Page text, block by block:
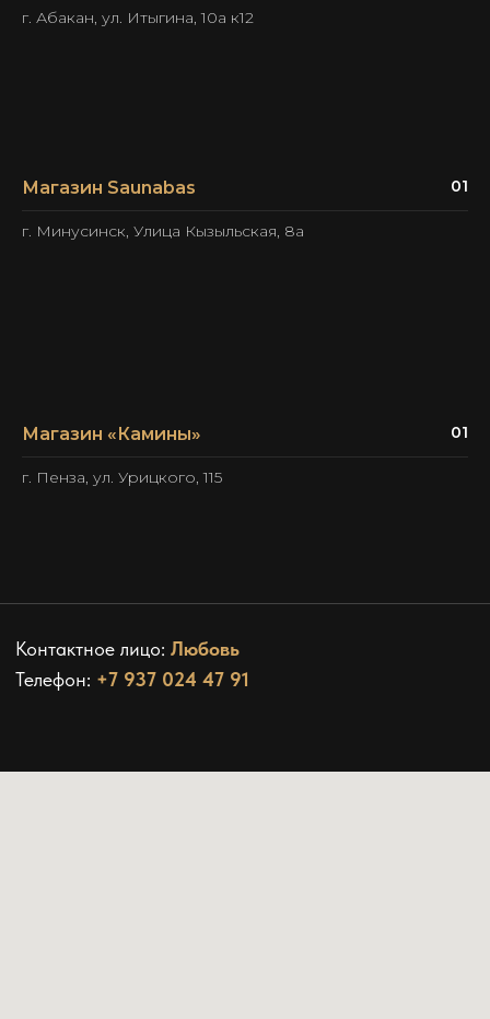
г. Абакан, ул. Итыгина, 10а к12
Магазин Saunabas 01
г. Минусинск, Улица Кызыльская, 8а
Магазин «Камины» 01
г. Пенза, ул. Урицкого, 115